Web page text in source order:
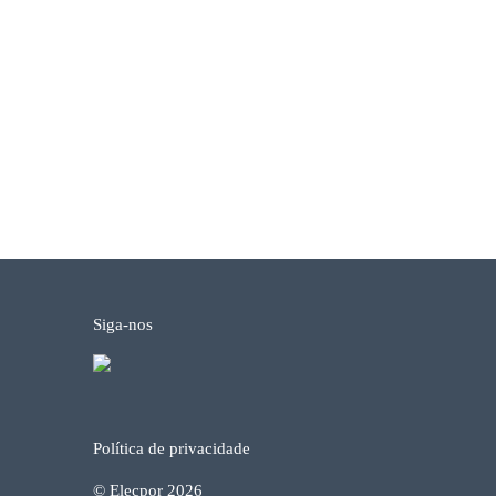
Siga-nos
Política de privacidade
© Elecpor 2026